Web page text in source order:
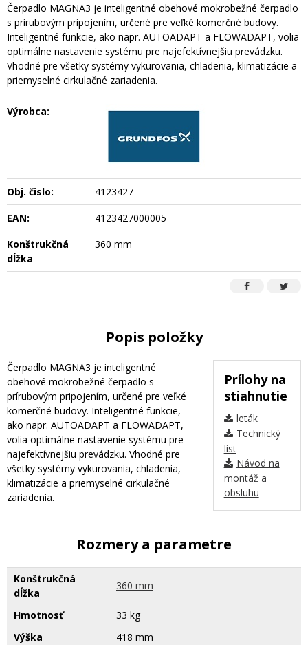
Čerpadlo MAGNA3 je inteligentné obehové mokrobežné čerpadlo
s prírubovým pripojením, určené pre veľké komerčné budovy.
Inteligentné funkcie, ako napr. AUTOADAPT a FLOWADAPT, volia
optimálne nastavenie systému pre najefektívnejšiu prevádzku.
Vhodné pre všetky systémy vykurovania, chladenia, klimatizácie a
priemyselné cirkulačné zariadenia.
Výrobca:
Obj. čislo:
4123427
EAN:
4123427000005
Konštrukčná
dĺžka
360 mm
Popis položky
Prílohy na
stiahnutie
leták
Technický
list
Návod na
montáž a
obsluhu
Čerpadlo MAGNA3 je inteligentné
obehové mokrobežné čerpadlo s
prírubovým pripojením, určené pre veľké
komerčné budovy. Inteligentné funkcie,
ako napr. AUTOADAPT a FLOWADAPT,
volia optimálne nastavenie systému pre
najefektívnejšiu prevádzku. Vhodné pre
všetky systémy vykurovania, chladenia,
klimatizácie a priemyselné cirkulačné
zariadenia.
Rozmery a parametre
Konštrukčná
dĺžka
360 mm
Hmotnosť
33 kg
Výška
418 mm